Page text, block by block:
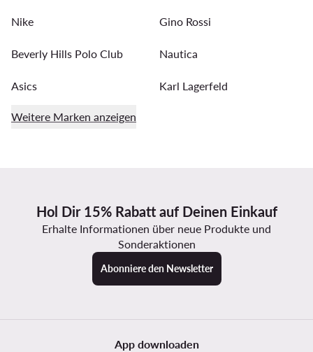
Nike Gino Rossi
Beverly Hills Polo Club Nautica
Asics Karl Lagerfeld
Weitere Marken anzeigen
Hol Dir 15% Rabatt auf Deinen Einkauf
Erhalte Informationen über neue Produkte und
Sonderaktionen
Abonniere den Newsletter
App downloaden